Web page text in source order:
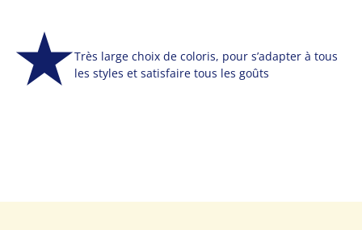
Très large choix de coloris, pour s’adapter à tous
les styles et satisfaire tous les goûts